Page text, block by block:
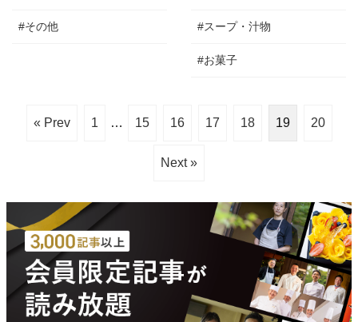
#その他 #スープ・汁物
#お菓子
« Prev 1 … 15 16 17 18 19 20
Next »